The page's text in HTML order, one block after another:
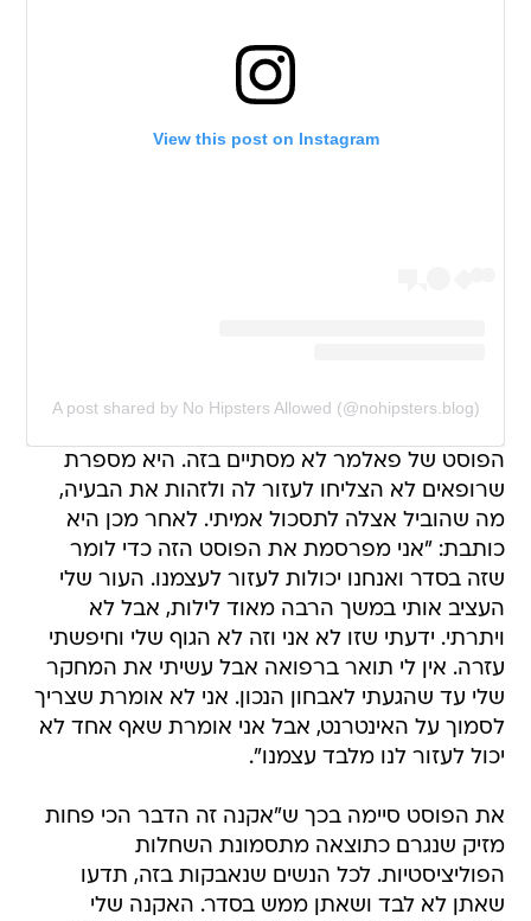
View this post on Instagram
A post shared by No Hipsters Allowed (@nohipsters.blog)
הפוסט של פאלמר לא מסתיים בזה. היא מספרת
שרופאים לא הצליחו לעזור לה ולזהות את הבעיה,
מה שהוביל אצלה לתסכול אמיתי. לאחר מכן היא
כותבת: "אני מפרסמת את הפוסט הזה כדי לומר
שזה בסדר ואנחנו יכולות לעזור לעצמנו. העור שלי
העציב אותי במשך הרבה מאוד לילות, אבל לא
ויתרתי. ידעתי שזו לא אני וזה לא הגוף שלי וחיפשתי
עזרה. אין לי תואר ברפואה אבל עשיתי את המחקר
שלי עד שהגעתי לאבחון הנכון. אני לא אומרת שצריך
לסמוך על האינטרנט, אבל אני אומרת שאף אחד לא
יכול לעזור לנו מלבד עצמנו".
את הפוסט סיימה בכך ש"אקנה זה הדבר הכי פחות
מזיק שנגרם כתוצאה מתסמונת השחלות
הפוליציסטיות. לכל הנשים שנאבקות בזה, תדעו
שאתן לא לבד ושאתן ממש בסדר. האקנה שלי